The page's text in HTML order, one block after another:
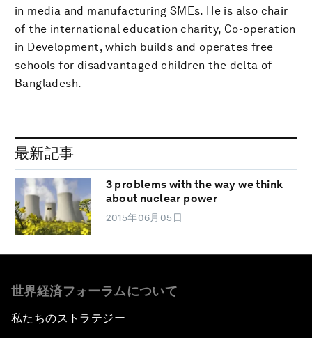
in media and manufacturing SMEs. He is also chair
of the international education charity, Co-operation
in Development, which builds and operates free
schools for disadvantaged children the delta of
Bangladesh.
最新記事
3 problems with the way we think
about nuclear power
2015年06月05日
世界経済フォーラムについて
私たちのストラテジー